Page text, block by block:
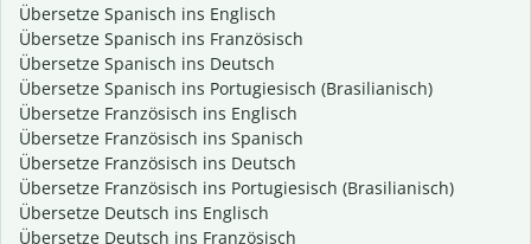
Übersetze Spanisch ins Englisch
Übersetze Spanisch ins Französisch
Übersetze Spanisch ins Deutsch
Übersetze Spanisch ins Portugiesisch (Brasilianisch)
Übersetze Französisch ins Englisch
Übersetze Französisch ins Spanisch
Übersetze Französisch ins Deutsch
Übersetze Französisch ins Portugiesisch (Brasilianisch)
Übersetze Deutsch ins Englisch
Übersetze Deutsch ins Französisch